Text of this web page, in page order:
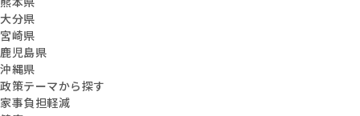
大分県
宮崎県
鹿児島県
沖縄県
政策テーマから探す
家事負担軽減